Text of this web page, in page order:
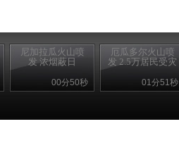
尼加拉瓜火山喷
发 浓烟蔽日
00分50秒
厄瓜多尔火山喷
发 2.5万居民受灾
01分51秒